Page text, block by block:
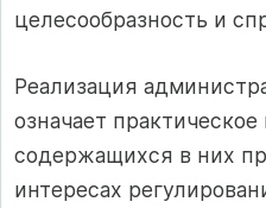
целесообразность и
Реализация
означает
содержащихся в них
интересах